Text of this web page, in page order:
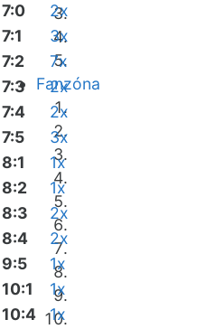
Fanzóna
7:0
2x
7:1
3x
7:2
7x
7:3
2x
7:4
2x
7:5
3x
8:1
1x
8:2
1x
8:3
2x
8:4
2x
9:5
1x
10:1
1x
10:4
1x